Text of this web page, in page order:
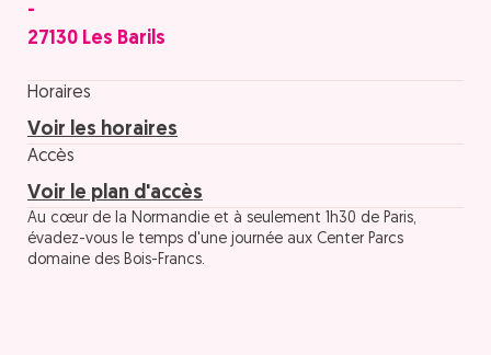
-
27130 Les Barils
Horaires
Voir les horaires
Accès
Voir le plan d'accès
Au cœur de la Normandie et à seulement 1h30 de Paris,
évadez-vous le temps d'une journée aux Center Parcs
domaine des Bois-Francs.